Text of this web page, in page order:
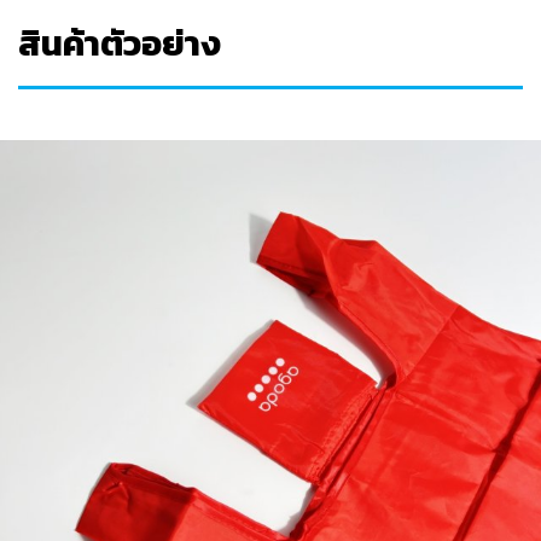
สินค้าตัวอย่าง